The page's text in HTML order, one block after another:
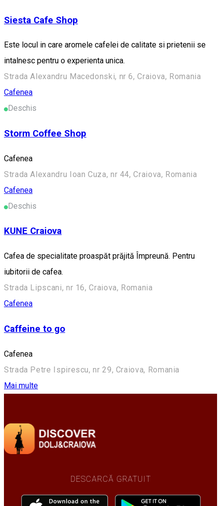
Siesta Cafe Shop
Este locul in care aromele cafelei de calitate si prietenii se
intalnesc pentru o experienta unica.
Strada Alexandru Macedonski, nr 6, Craiova, Romania
Cafenea
Deschis
Storm Coffee Shop
Cafenea
Strada Alexandru Ioan Cuza, nr 44, Craiova, Romania
Cafenea
Deschis
KUNE Craiova
Cafea de specialitate proaspăt prăjită Împreună. Pentru
iubitorii de cafea.
Strada Lipscani, nr 16, Craiova, Romania
Cafenea
Caffeine to go
Cafenea
Strada Petre Ispirescu, nr 29, Craiova, Romania
Mai multe
DESCARCĂ GRATUIT